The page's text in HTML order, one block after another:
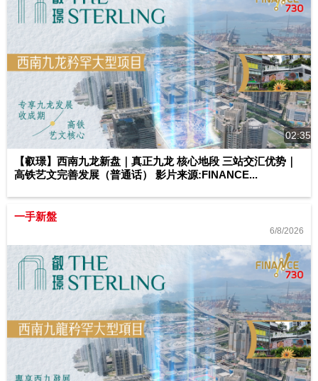
02:35
【叡璟】西南九龙新盘｜真正九龙 核心地段 三站交汇优势｜
高铁艺文完善发展（普通话） 影片来源:FINANCE...
一手新盤
6/8/2026